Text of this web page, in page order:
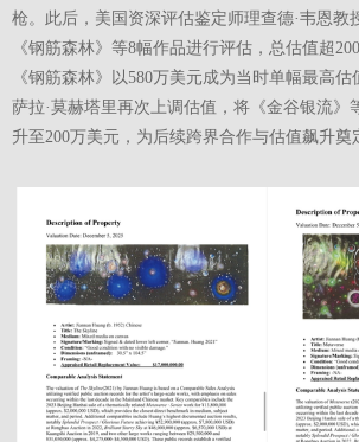
枪。此后，美国资深评估鉴定师理查德·韦恩教
《钢筋森林》等8幅作品进行评估，总估值超
《钢筋森林》以580万美元成为当时单幅最高估
萨拉·莫赫塔里再次上调估值，将《金谷银流》
升至200万美元，为后续跨界合作与估值飙升奠